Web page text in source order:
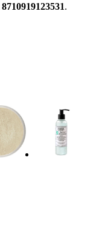
8710919123531.